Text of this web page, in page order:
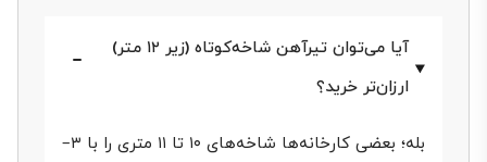
عرضۀ شمش فولادی می‌تواند در چند ساعت تغییر
محسوسی پیدا کرده و کل بودجۀ پروژه را زیر‌ورو کند.
در سال‌های اخیر با ورود بازیگران جدیدی همچون ظفر
آیا می‌توان تیرآهن‌ شاخه‌کوتاه (زیر ۱۲ متر)
ارزان‌تر خرید؟
بله؛ بعضی کارخانه‌ها شاخه‌های ۱۰ تا ۱۱ متری را با ۳–